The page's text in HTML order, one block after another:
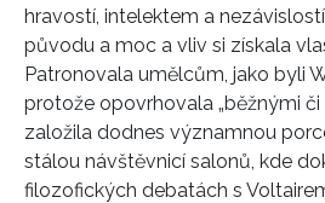
hravostí, intelektem a
původu a moc a vliv si získala
Patronovala umělcům, jako byli
protože opovrhovala „běžnými či
založila dodnes významnou
stálou návštěvnicí salonů, kde
filozofických debatách s